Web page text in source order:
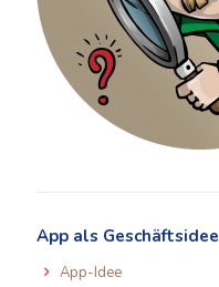
App als Geschäftsidee
App-Idee